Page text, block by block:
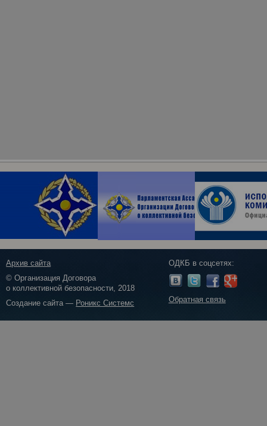
Архив сайта
© Организация Договора
о коллективной безопасности, 2018
Создание сайта — Роникс Системс
ОДКБ в соцсетях:
Обратная связь